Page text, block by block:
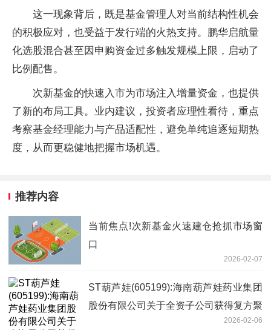
这一现象背后，既是基金管理人对当前结构性机会
的积极应对，也受益于发行端的火热支持。鹏华启航量
化选股混合甚至因申购资金过多触发规模上限，启动了
比例配售。
次新基金的快速入市为市场注入增量资金，也提供
了新的布局工具。业内建议，投资者应理性看待，重点
考察基金经理能力与产品适配性，避免单纯追逐短期热
度，从而更稳健地把握市场机遇。
推荐内容
当前焦点!次新基金火速建仓抢抓市场窗
口
2026-02-07
ST葫芦娃(605199):海南葫芦娃药业集团
股份有限公司关于全资子公司获得复方聚
乙二醇（3350）电解质口服溶液药品注
2026-02-06